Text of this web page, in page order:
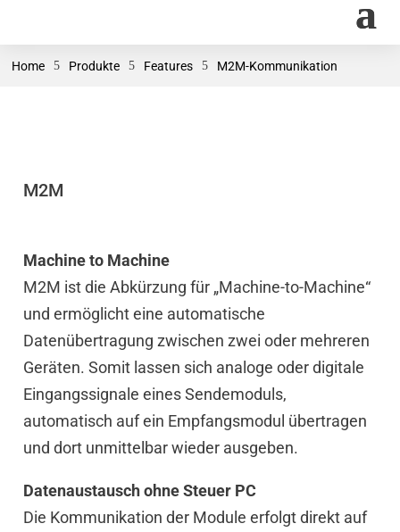
Home 5 Produkte 5 Features 5 M2M-Kommunikation
M2M
Machine to Machine
M2M ist die Abkürzung für „Machine-to-Machine“
und ermöglicht eine automatische
Datenübertragung zwischen zwei oder mehreren
Geräten. Somit lassen sich analoge oder digitale
Eingangssignale eines Sendemoduls,
automatisch auf ein Empfangsmodul übertragen
und dort unmittelbar wieder ausgeben.
Datenaustausch ohne Steuer PC
Die Kommunikation der Module erfolgt direkt auf